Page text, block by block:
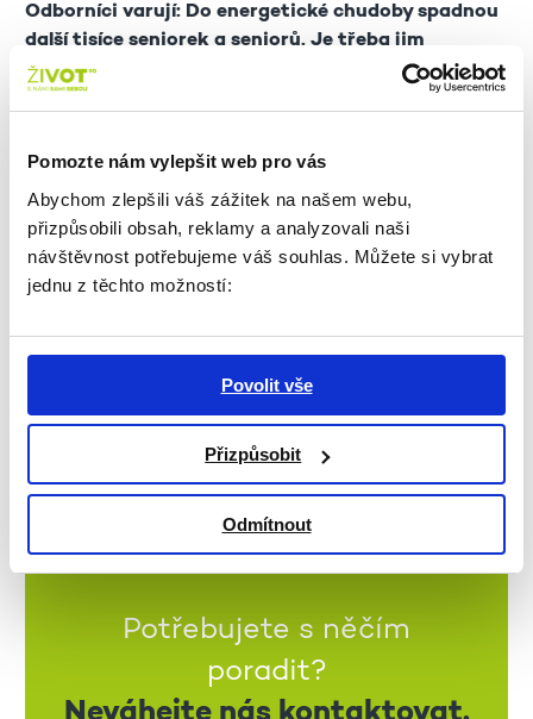
Pomozte nám vylepšit web pro vás
Abychom zlepšili váš zážitek na našem webu,
přizpůsobili obsah, reklamy a analyzovali naši
návštěvnost potřebujeme váš souhlas. Můžete si vybrat
jednu z těchto možností:
Povolit vše
Přizpůsobit
Odmítnout
Odborníci varují: Do energetické chudoby spadnou
další tisíce seniorek a seniorů. Je třeba jim
zpřístupnit existující pomoc
2. 3. 2022
Organizace ŽIVOT 90 technologicky vylepšila
dispečink služby a zvýšila tak její kapacitu. Nově ji
tak mohou využít další klienti
Potřebujete s něčím
poradit?